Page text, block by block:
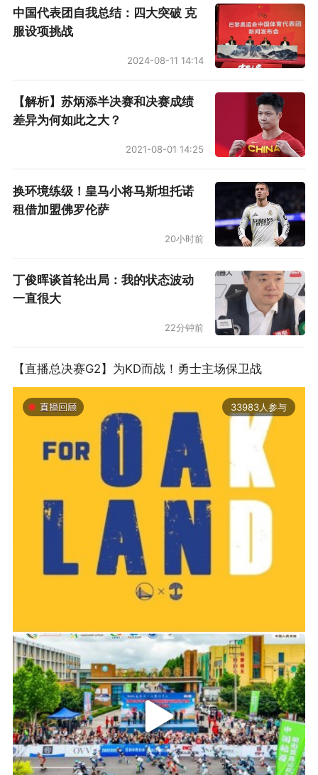
的第二张黄牌。
显然有些“客观因素”拖了阿森纳的后腿，他们今
是要为阿尔特塔“平反”，只是不忽略他好的一
面，但也要指出真正的不足之处。关于阿森纳主
帅在2024-25赛季的总体表现，竞技网打了一个
点，但也好的不多。确实，英超亚军且丢球最
少，外加欧冠四强能算不及格吗？阿森纳本来就
不是“霸王”，没有足够理由把目光放的太高。不
过换个角度，阿尔特塔和球队确实也都有遇到瓶
颈的感觉，有些麻烦也是自己造成的。
举个例子，伤病多仅仅是因为运气差吗？阿尔特
塔奉行的小阵容精英主义也是病源，老指着一
套“最强阵容”使劲薅，战术上还特别强调全员压
迫整体协防，那不就是总有一天会有人支撑不
住？在这一季，枪手有厄德高、萨卡、马丁内
利、哈弗茨和加布里埃尔这几位重要主力选手经
历过长期伤缺，其中除了厄德高是脚踝受伤，余
下四位都是腿筋伤病，这恐怕并不仅仅是巧合而
另外从赛季后期，基维奥尔成功顶上中卫空缺等
案例来看，阿森纳也并不是没有轮转的空间。他
酷竞争当中，但阿尔特塔还是一直更愿意相信那
十来名主力。全部38轮英超，枪手总计有15人出
场时间在1000分钟以上，但其中也包括了前面所
说的5位有过长期伤缺的球员。而津琴科、斯特林
这些看上去应该可以顶一顶班、做做轮换的选
手，以及新星恩瓦内里的联赛出场时间都不到
中国代表团自我总结：四大突破 克
服设项挑战
2024-08-11 14:14
【解析】苏炳添半决赛和决赛成绩
差异为何如此之大？
2021-08-01 14:25
换环境练级！皇马小将马斯坦托诺
租借加盟佛罗伦萨
20小时前
丁俊晖谈首轮出局：我的状态波动
一直很大
22分钟前
【直播总决赛G2】为KD而战！勇士主场保卫战
33983人参与
2019-06-14 01:03